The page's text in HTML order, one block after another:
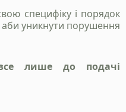
специфіку і порядок
аби уникнути порушення
лише до подачі